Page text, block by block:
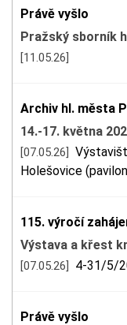
Právě vyšlo
Pražský sborník
[11.05.26]
Archiv hl. města
14.-17. května
[07.05.26]
Holešovice
115. výročí
Výstava a křest
[07.05.26] 4-31/5/
Právě vyšlo